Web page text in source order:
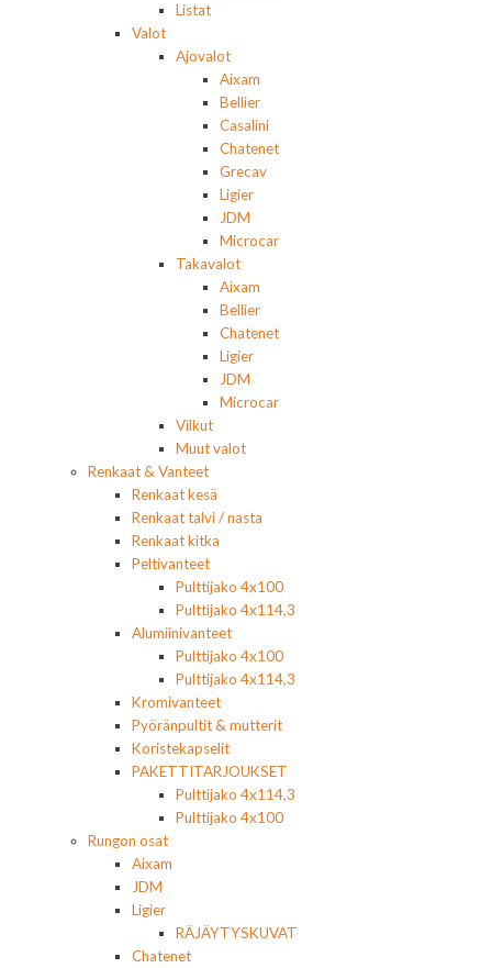
Listat
Valot
Ajovalot
Aixam
Bellier
Casalini
Chatenet
Grecav
Ligier
JDM
Microcar
Takavalot
Aixam
Bellier
Chatenet
Ligier
JDM
Microcar
Vilkut
Muut valot
Renkaat & Vanteet
Renkaat kesä
Renkaat talvi / nasta
Renkaat kitka
Peltivanteet
Pulttijako 4x100
Pulttijako 4x114,3
Alumiinivanteet
Pulttijako 4x100
Pulttijako 4x114,3
Kromivanteet
Pyöränpultit & mutterit
Koristekapselit
PAKETTITARJOUKSET
Pulttijako 4x114,3
Pulttijako 4x100
Rungon osat
Aixam
JDM
Ligier
RÄJÄYTYSKUVAT
Chatenet